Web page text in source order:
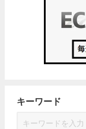
キーワード